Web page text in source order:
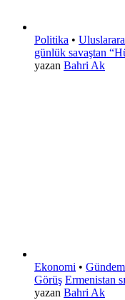
Politika •
günlük savaştan
yazan Bahri Ak
Ekonomi • Gündem
Görüş Ermenistan
yazan Bahri Ak